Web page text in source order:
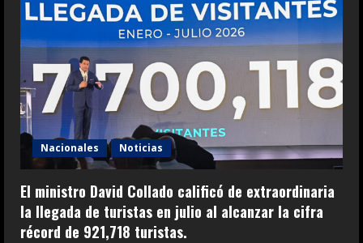
Nacionales Noticias
El ministro David Collado calificó de extraordinaria
la llegada de turistas en julio al alcanzar la cifra
récord de 921,718 turistas.